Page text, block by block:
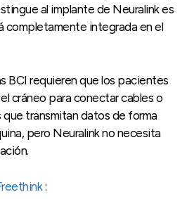
al implante de Neuralink es
completamente integrada en el
BCI requieren que los pacientes
cráneo para conectar cables o
transmitan datos de forma
pero Neuralink no necesita
: